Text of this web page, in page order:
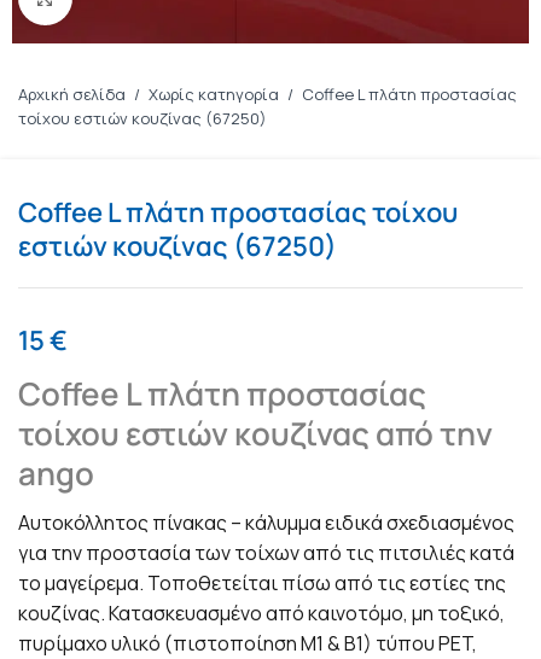
Αρχική σελίδα / Χωρίς κατηγορία / Coffee L πλάτη προστασίας
τοίχου εστιών κουζίνας (67250)
Coffee L πλάτη προστασίας τοίχου
εστιών κουζίνας (67250)
15€
Coffee L πλάτη προστασίας
τοίχου εστιών κουζίνας από την
ango
Αυτοκόλλητος πίνακας – κάλυμμα ειδικά σχεδιασμένος
για την προστασία των τοίχων από τις πιτσιλιές κατά
το μαγείρεμα. Τοποθετείται πίσω από τις εστίες της
κουζίνας. Κατασκευασμένο από καινοτόμο, μη τοξικό,
πυρίμαχο υλικό (πιστοποίηση Μ1 & Β1) τύπου PET,